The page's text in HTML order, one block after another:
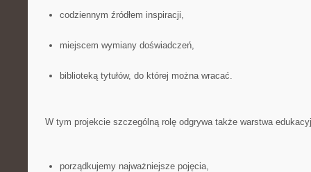
codziennym źródłem inspiracji,
miejscem wymiany doświadczeń,
biblioteką tytułów, do której można wracać.
W tym projekcie szczególną rolę odgrywa także warstwa
porządkujemy najważniejsze pojęcia,